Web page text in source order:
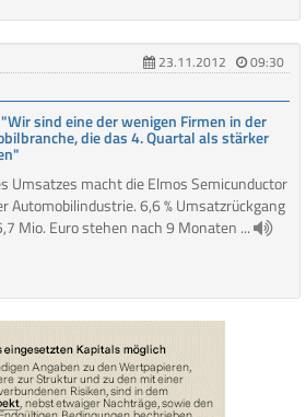
23.11.2012
09:30
sind eine der wenigen Firmen in der
die das 4. Quartal als stärker
Umsatzes macht die Elmos Semicunductor
Automobilindustrie. 6,6 % Umsatzrückgang
Mio. Euro stehen nach 9 Monaten ...